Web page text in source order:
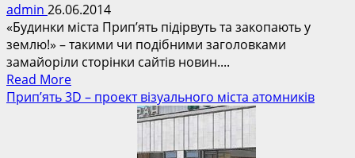
admin 26.06.2014
«Будинки міста Прип’ять підірвуть та закопають у
землю!» – такими чи подібними заголовками
замайоріли сторінки сайтів новин....
Read MoreRead
more
Прип’ять 3D – проект візуального міста атомників